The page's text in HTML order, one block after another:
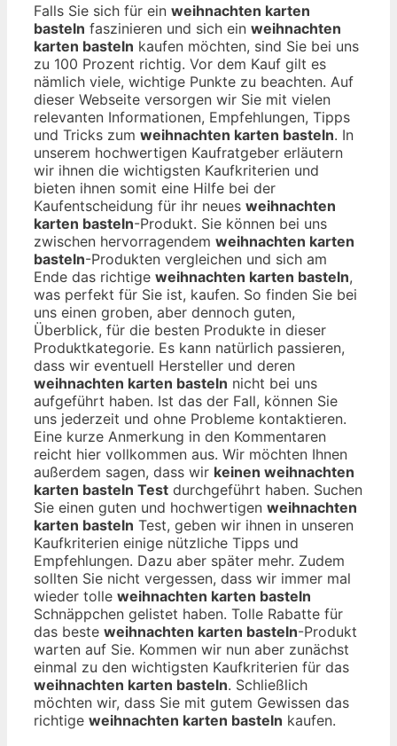
Falls Sie sich für ein weihnachten karten
basteln faszinieren und sich ein weihnachten
karten basteln kaufen möchten, sind Sie bei uns
zu 100 Prozent richtig. Vor dem Kauf gilt es
nämlich viele, wichtige Punkte zu beachten. Auf
dieser Webseite versorgen wir Sie mit vielen
relevanten Informationen, Empfehlungen, Tipps
und Tricks zum weihnachten karten basteln. In
unserem hochwertigen Kaufratgeber erläutern
wir ihnen die wichtigsten Kaufkriterien und
bieten ihnen somit eine Hilfe bei der
Kaufentscheidung für ihr neues weihnachten
karten basteln-Produkt. Sie können bei uns
zwischen hervorragendem weihnachten karten
basteln-Produkten vergleichen und sich am
Ende das richtige weihnachten karten basteln,
was perfekt für Sie ist, kaufen. So finden Sie bei
uns einen groben, aber dennoch guten,
Überblick, für die besten Produkte in dieser
Produktkategorie. Es kann natürlich passieren,
dass wir eventuell Hersteller und deren
weihnachten karten basteln nicht bei uns
aufgeführt haben. Ist das der Fall, können Sie
uns jederzeit und ohne Probleme kontaktieren.
Eine kurze Anmerkung in den Kommentaren
reicht hier vollkommen aus. Wir möchten Ihnen
außerdem sagen, dass wir keinen weihnachten
karten basteln Test durchgeführt haben. Suchen
Sie einen guten und hochwertigen weihnachten
karten basteln Test, geben wir ihnen in unseren
Kaufkriterien einige nützliche Tipps und
Empfehlungen. Dazu aber später mehr. Zudem
sollten Sie nicht vergessen, dass wir immer mal
wieder tolle weihnachten karten basteln
Schnäppchen gelistet haben. Tolle Rabatte für
das beste weihnachten karten basteln-Produkt
warten auf Sie. Kommen wir nun aber zunächst
einmal zu den wichtigsten Kaufkriterien für das
weihnachten karten basteln. Schließlich
möchten wir, dass Sie mit gutem Gewissen das
richtige weihnachten karten basteln kaufen.